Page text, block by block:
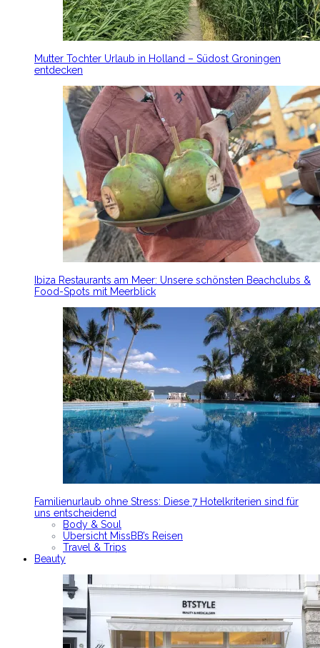
Mutter Tochter Urlaub in Holland – Südost Groningen
entdecken
Ibiza Restaurants am Meer: Unsere schönsten Beachclubs &
Food-Spots mit Meerblick
Familienurlaub ohne Stress: Diese 7 Hotelkriterien sind für
uns entscheidend
Body & Soul
Übersicht MissBB’s Reisen
Travel & Trips
Beauty